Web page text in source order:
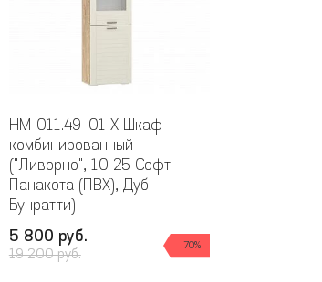
НМ 011.49-01 Х Шкаф
комбинированный
("Ливорно", 10 25 Софт
Панакота (ПВХ), Дуб
Бунратти)
5 800 руб.
19 200 руб.
70%